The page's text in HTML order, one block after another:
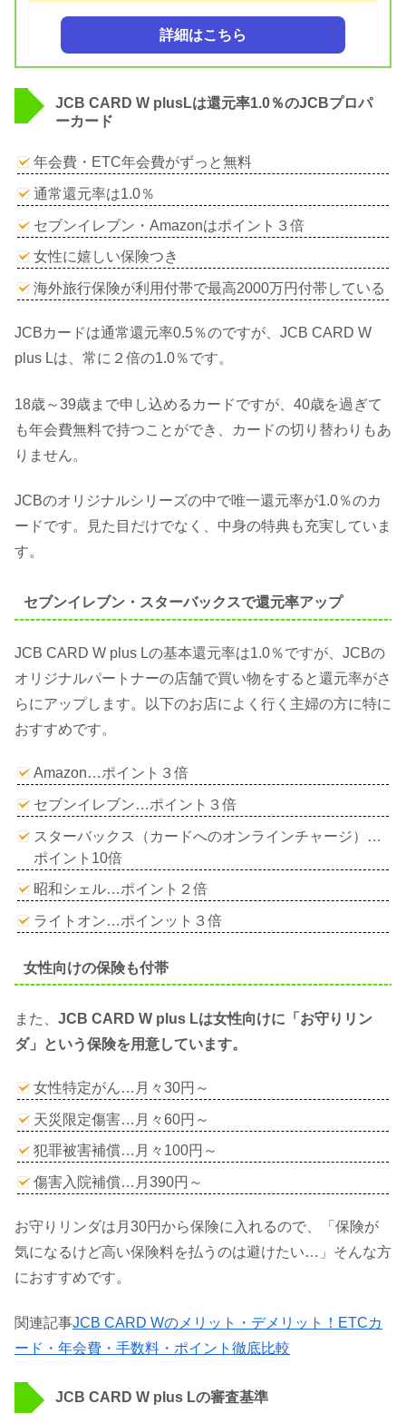
詳細はこちら
JCB CARD W plusLは還元率1.0％のJCBプロパ
ーカード
年会費・ETC年会費がずっと無料
通常還元率は1.0％
セブンイレブン・Amazonはポイント３倍
女性に嬉しい保険つき
海外旅行保険が利用付帯で最高2000万円付帯している
JCBカードは通常還元率0.5％のですが、JCB CARD W
plus Lは、常に２倍の1.0％です。
18歳～39歳まで申し込めるカードですが、40歳を過ぎて
も年会費無料で持つことができ、カードの切り替わりもあ
りません。
JCBのオリジナルシリーズの中で唯一還元率が1.0％のカ
ードです。見た目だけでなく、中身の特典も充実していま
す。
セブンイレブン・スターバックスで還元率アップ
JCB CARD W plus Lの基本還元率は1.0％ですが、JCBの
オリジナルパートナーの店舗で買い物をすると還元率がさ
らにアップします。以下のお店によく行く主婦の方に特に
おすすめです。
Amazon…ポイント３倍
セブンイレブン…ポイント３倍
スターバックス（カードへのオンラインチャージ）…
ポイント10倍
昭和シェル…ポイント２倍
ライトオン…ポインット３倍
女性向けの保険も付帯
また、 JCB CARD W plus Lは女性向けに「お守りリン
ダ」という保険を用意しています。
女性特定がん…月々30円～
天災限定傷害…月々60円～
犯罪被害補償…月々100円～
傷害入院補償…月390円～
お守りリンダは月30円から保険に入れるので、「保険が
気になるけど高い保険料を払うのは避けたい…」そんな方
におすすめです。
関連記事JCB CARD Wのメリット・デメリット！ETCカ
ード・年会費・手数料・ポイント徹底比較
JCB CARD W plus Lの審査基準